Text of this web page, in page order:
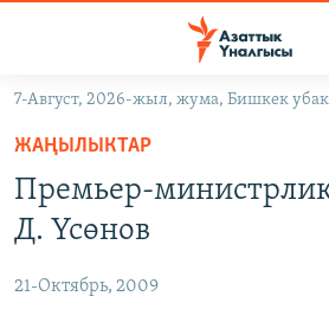
Навигацияга
өтүңүз
Издөөгө
салыңызКЫРГЫЗСТАН
ЭКОНОМИКА
ДҮЙНӨ
БОРБОР АЗИЯ
АТАЙЫН ИЛИКТӨӨ
7-Август, 2026-жыл, жума, Бишкек
ЖАҢЫЛЫКТАР
Премьер-
Д. Үсөнов
21-Октябрь, 2009